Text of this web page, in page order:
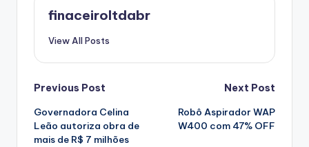
finaceiroltdabr
View All Posts
Post
navigation
Previous Post
Governadora Celina
Leão autoriza obra de
mais de R$ 7 milhões
Next Post
Robô Aspirador WAP
W400 com 47% OFF